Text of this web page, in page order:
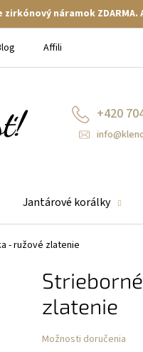
náramok
Affiliate
+420
Jantárové korálky
- ružové zlatenie
zlatenie
Možnosti doručenia